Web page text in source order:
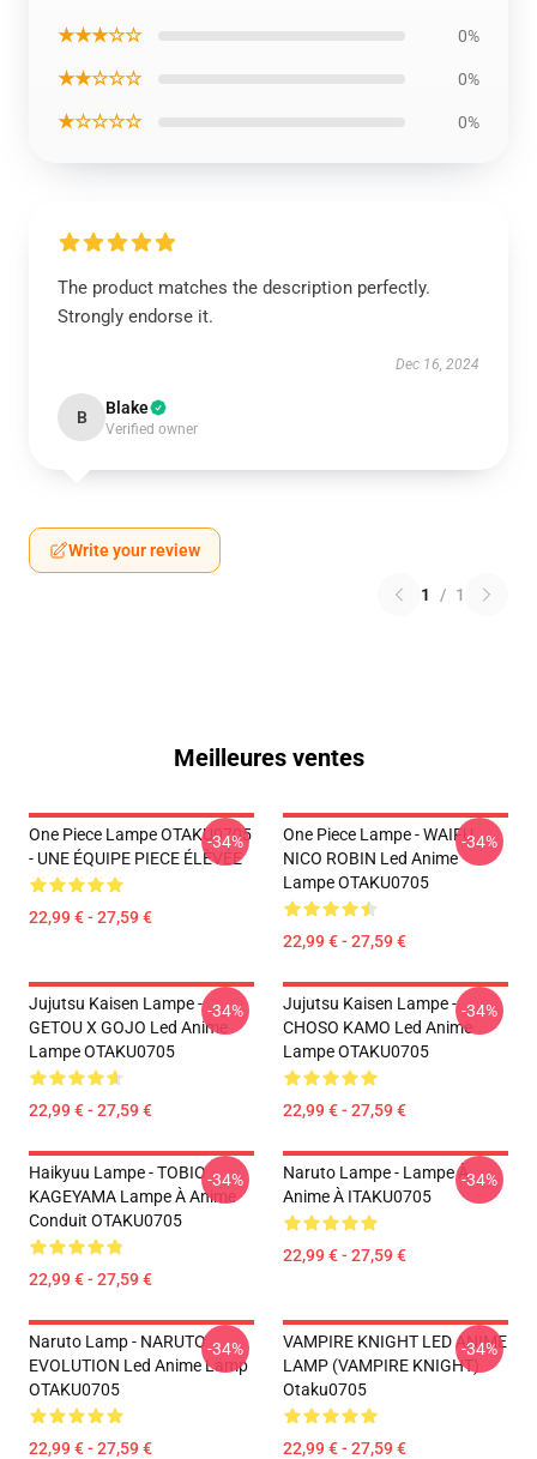
★★★☆☆ 0%
★★☆☆☆ 0%
★☆☆☆☆ 0%
The product matches the description perfectly.
Strongly endorse it.
Dec 16, 2024
B Blake
Verified owner
Write your review
1 / 1
Meilleures ventes
One Piece Lampe OTAKU0705
- UNE ÉQUIPE PIECE ÉLÈVÉE
22,99 € - 27,59 €
-34%
One Piece Lampe - WAIFU
NICO ROBIN Led Anime
Lampe OTAKU0705
22,99 € - 27,59 €
-34%
Jujutsu Kaisen Lampe -
GETOU X GOJO Led Anime
Lampe OTAKU0705
22,99 € - 27,59 €
-34%
Jujutsu Kaisen Lampe -
CHOSO KAMO Led Anime
Lampe OTAKU0705
22,99 € - 27,59 €
-34%
Haikyuu Lampe - TOBIO
KAGEYAMA Lampe À Anime
Conduit OTAKU0705
22,99 € - 27,59 €
-34%
Naruto Lampe - Lampe À
Anime À ITAKU0705
22,99 € - 27,59 €
-34%
Naruto Lamp - NARUTO
EVOLUTION Led Anime Lamp
OTAKU0705
22,99 € - 27,59 €
-34%
VAMPIRE KNIGHT LED ANIME
LAMP (VAMPIRE KNIGHT)
Otaku0705
22,99 € - 27,59 €
-34%